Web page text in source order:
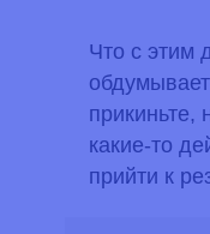
Что с этим
прикиньте,
какие-то
прийти к